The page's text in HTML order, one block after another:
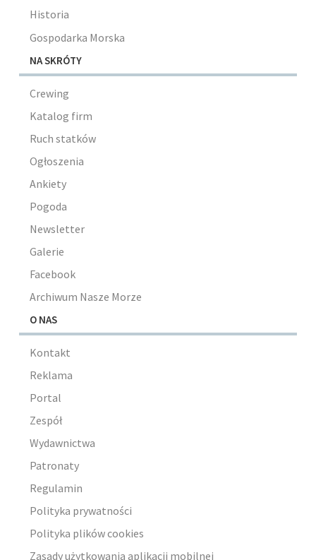
Historia
Gospodarka Morska
NA SKRÓTY
Crewing
Katalog firm
Ruch statków
Ogłoszenia
Ankiety
Pogoda
Newsletter
Galerie
Facebook
Archiwum Nasze Morze
O NAS
Kontakt
Reklama
Portal
Zespół
Wydawnictwa
Patronaty
Regulamin
Polityka prywatności
Polityka plików cookies
Zasady użytkowania aplikacji mobilnej